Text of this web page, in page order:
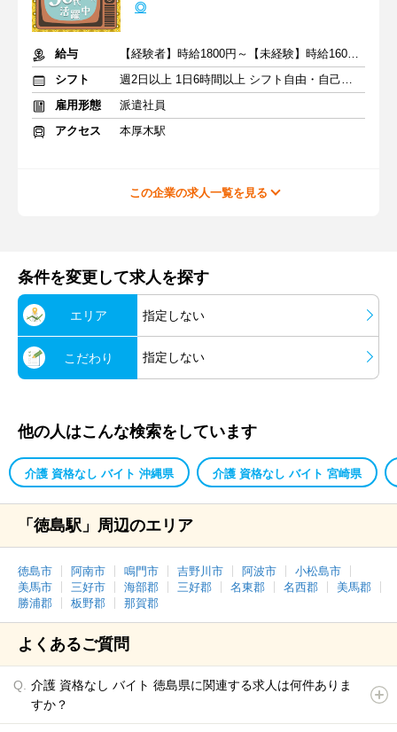
◎
給与
【経験者】時給1800円～【未経験】時給1600円～ ※交通費全額
シフト
週2日以上 1日6時間以上 シフト自由・自己申告
雇用形態
派遣社員
アクセス
本厚木駅
この企業の求人一覧を見る
条件を変更して求人を探す
エリア 指定しない
こだわり 指定しない
他の人はこんな検索をしています
介護 資格なし バイト 沖縄県 介護 資格なし バイト 宮崎県
「徳島駅」周辺のエリア
徳島市 阿南市 鳴門市 吉野川市 阿波市
小松島市
美馬市
三好市 海部郡 三好郡 名東郡 名西郡
美馬郡
勝浦郡
板野郡 那賀郡
よくあるご質問
介護 資格なし バイト 徳島県に関連する求人は何件ありま
すか？